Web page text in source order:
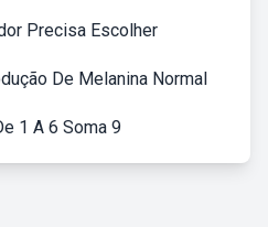
Precisa Escolher
De Melanina Normal
1 A 6 Soma 9